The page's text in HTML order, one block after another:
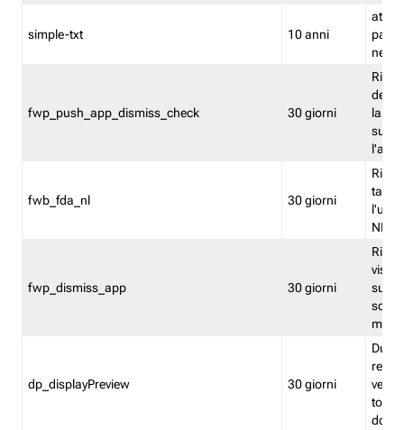
simple-txt 10 anni
attiva
fwp_push_app_dismiss_check 30 giorni
la
fwb_fda_nl 30 giorni
NL
fwp_dismiss_app 30 giorni
visto
dp_displayPreview 30 giorni
torna
dopo